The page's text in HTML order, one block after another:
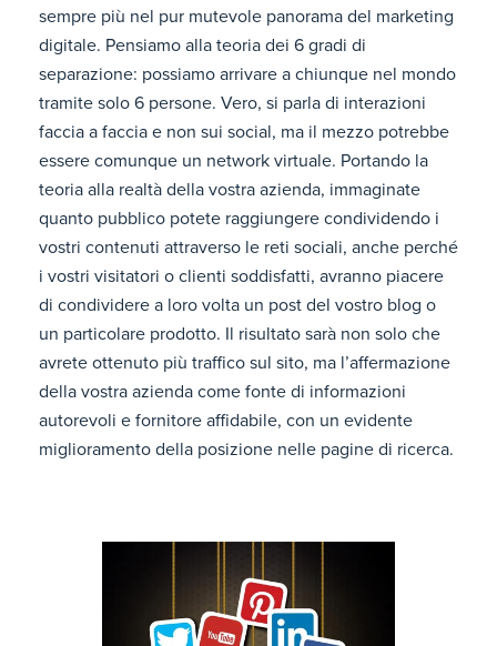
sempre più nel pur mutevole panorama del marketing
digitale. Pensiamo alla teoria dei 6 gradi di
separazione: possiamo arrivare a chiunque nel mondo
tramite solo 6 persone. Vero, si parla di interazioni
faccia a faccia e non sui social, ma il mezzo potrebbe
essere comunque un network virtuale. Portando la
teoria alla realtà della vostra azienda, immaginate
quanto pubblico potete raggiungere condividendo i
vostri contenuti attraverso le reti sociali, anche perché
i vostri visitatori o clienti soddisfatti, avranno piacere
di condividere a loro volta un post del vostro blog o
un particolare prodotto. Il risultato sarà non solo che
avrete ottenuto più traffico sul sito, ma l’affermazione
della vostra azienda come fonte di informazioni
autorevoli e fornitore affidabile, con un evidente
miglioramento della posizione nelle pagine di ricerca.